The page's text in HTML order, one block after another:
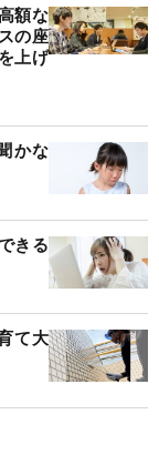
額な
の座
上げ
かな
きる
て大